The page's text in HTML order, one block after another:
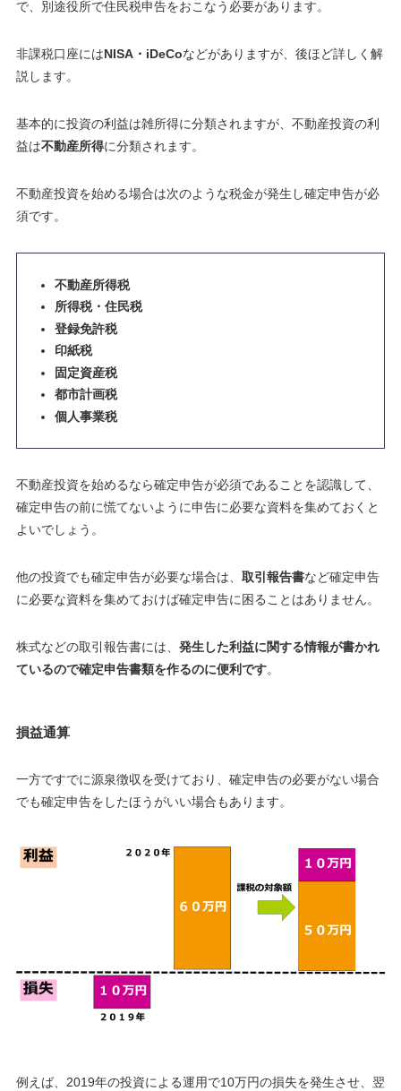
で、別途役所で住民税申告をおこなう必要があります。
非課税口座にはNISA・iDeCoなどがありますが、後ほど詳しく解
説します。
基本的に投資の利益は雑所得に分類されますが、不動産投資の利
益は不動産所得に分類されます。
不動産投資を始める場合は次のような税金が発生し確定申告が必
須です。
不動産所得税
所得税・住民税
登録免許税
印紙税
固定資産税
都市計画税
個人事業税
不動産投資を始めるなら確定申告が必須であることを認識して、
確定申告の前に慌てないように申告に必要な資料を集めておくと
よいでしょう。
他の投資でも確定申告が必要な場合は、 取引報告書など確定申告
に必要な資料を集めておけば確定申告に困ることはありません。
株式などの取引報告書には、 発生した利益に関する情報が書かれ
ているので確定申告書類を作るのに便利です。
損益通算
一方ですでに源泉徴収を受けており、確定申告の必要がない場合
でも確定申告をしたほうがいい場合もあります。
例えば、2019年の投資による運用で10万円の損失を発生させ、翌